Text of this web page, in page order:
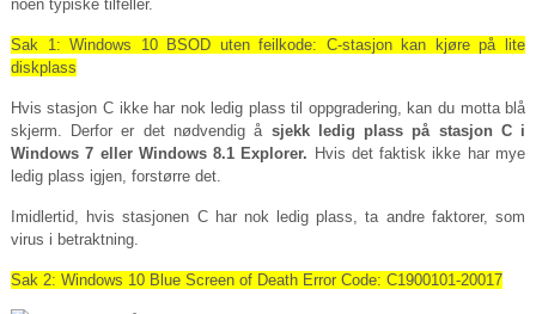
noen typiske tilfeller.
Sak 1: Windows 10 BSOD uten feilkode: C-stasjon kan kjøre på lite
diskplass
Hvis stasjon C ikke har nok ledig plass til oppgradering, kan du motta blå
skjerm. Derfor er det nødvendig å sjekk ledig plass på stasjon C i
Windows 7 eller Windows 8.1 Explorer. Hvis det faktisk ikke har mye
ledig plass igjen, forstørre det.
Imidlertid, hvis stasjonen C har nok ledig plass, ta andre faktorer, som
virus i betraktning.
Sak 2: Windows 10 Blue Screen of Death Error Code: C1900101-20017